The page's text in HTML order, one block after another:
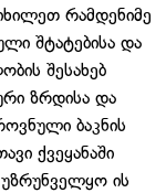
რამდენიმე
შტატებისა და
შესახებ
ზრდისა და
ბაკნის
ქვეყანაში
უზრუნველყო ის